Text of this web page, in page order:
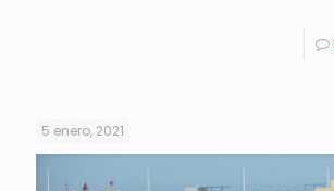
5 enero, 2021